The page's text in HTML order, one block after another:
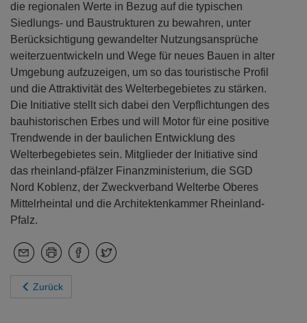
die regionalen Werte in Bezug auf die typischen
Siedlungs- und Baustrukturen zu bewahren, unter
Berücksichtigung gewandelter Nutzungsansprüche
weiterzuentwickeln und Wege für neues Bauen in alter
Umgebung aufzuzeigen, um so das touristische Profil
und die Attraktivität des Welterbegebietes zu stärken.
Die Initiative stellt sich dabei den Verpflichtungen des
bauhistorischen Erbes und will Motor für eine positive
Trendwende in der baulichen Entwicklung des
Welterbegebietes sein. Mitglieder der Initiative sind
das rheinland-pfälzer Finanzministerium, die SGD
Nord Koblenz, der Zweckverband Welterbe Oberes
Mittelrheintal und die Architektenkammer Rheinland-
Pfalz.
Zurück